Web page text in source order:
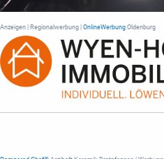
Anzeigen | Regionalwerbung | OnlineWerbung Oldenburg